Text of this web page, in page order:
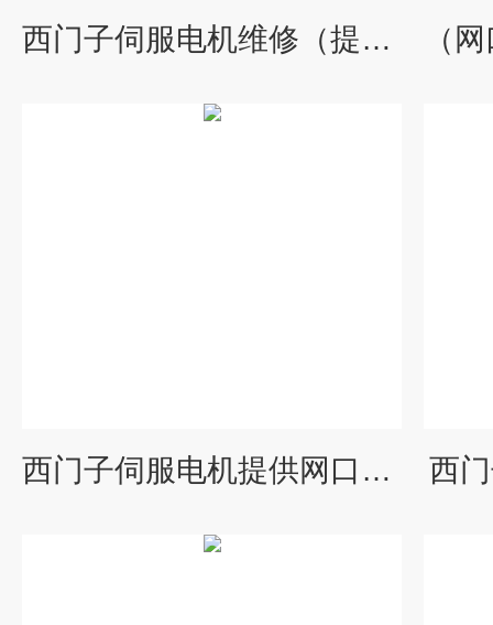
西门子伺服电机维修（提供写入参数）
西门子伺服电机提供网口刷参数（程序）维修 西